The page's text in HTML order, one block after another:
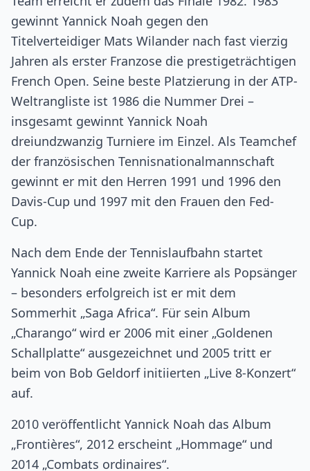
gewinnt Yannick Noah gegen den
Titelverteidiger Mats Wilander nach fast vierzig
Jahren als erster Franzose die prestigeträchtigen
French Open. Seine beste Platzierung in der ATP-
Weltrangliste ist 1986 die Nummer Drei –
insgesamt gewinnt Yannick Noah
dreiundzwanzig Turniere im Einzel. Als Teamchef
der französischen Tennisnationalmannschaft
gewinnt er mit den Herren 1991 und 1996 den
Davis-Cup und 1997 mit den Frauen den Fed-
Cup.
Nach dem Ende der Tennislaufbahn startet
Yannick Noah eine zweite Karriere als Popsänger
– besonders erfolgreich ist er mit dem
Sommerhit „Saga Africa“. Für sein Album
„Charango“ wird er 2006 mit einer „Goldenen
Schallplatte“ ausgezeichnet und 2005 tritt er
beim von Bob Geldorf initiierten „Live 8-Konzert“
auf.
2010 veröffentlicht Yannick Noah das Album
„Frontières“, 2012 erscheint „Hommage“ und
2014 „Combats ordinaires“.